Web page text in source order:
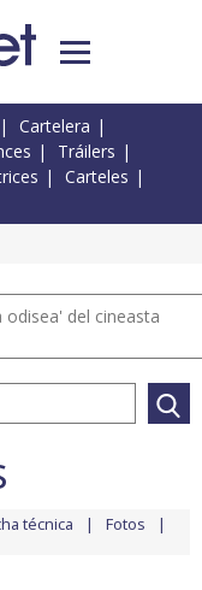
Cartelera
Tráilers
Carteles
del cineasta
técnica Fotos